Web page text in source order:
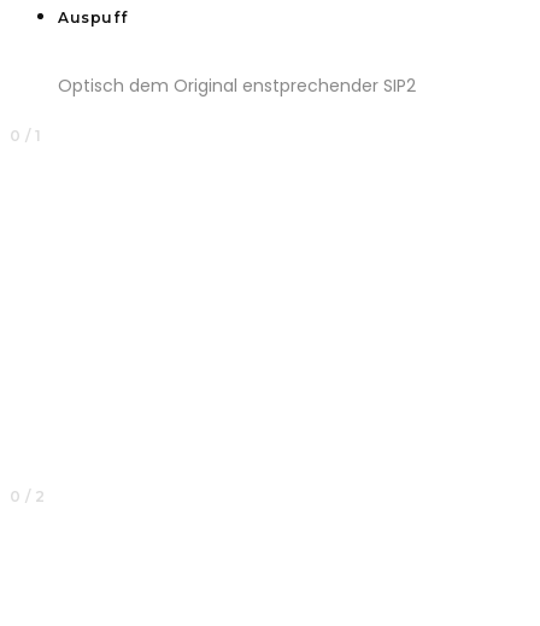
Auspuff
Optisch dem Original enstprechender SIP2
0 / 1
0 / 2